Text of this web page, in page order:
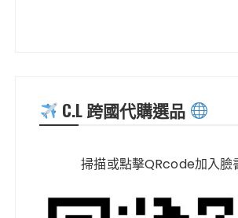
C.L 跨國代購選品
掃描或點擊QRcode加入臉